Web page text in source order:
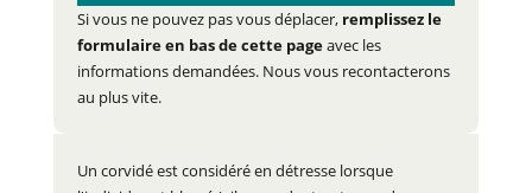
Si vous ne pouvez pas vous déplacer, remplissez le
formulaire en bas de cette pageavec les
informations demandées. Nous vous recontacterons
au plus vite.
Un corvidé est considéré en détresse lorsque